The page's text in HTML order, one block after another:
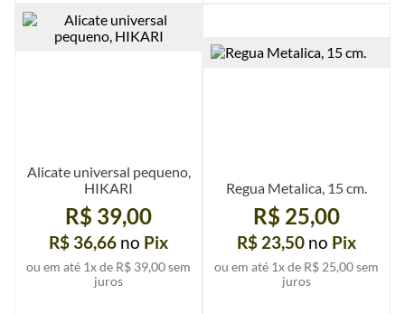
Ver mais detalhes
Alicate universal pequeno,
HIKARI
R$ 39,00
R$ 36,66 no Pix
ou em até 1x de R$ 39,00sem
juros
Regua Metalica, 15 cm.
R$ 25,00
R$ 23,50 no Pix
ou em até 1x de R$ 25,00sem
juros